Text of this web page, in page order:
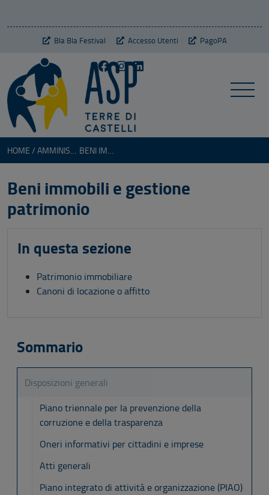
Bla Bla Festival Accesso Utenti PagoPA
HOME
Beni immobili e gestione
patrimonio
In questa sezione
Patrimonio immobiliare
Canoni di locazione o affitto
Sommario
Disposizioni generali
Piano triennale per la prevenzione della
corruzione e della trasparenza
Oneri informativi per cittadini e imprese
Atti generali
Piano integrato di attività e organizzazione (PIAO)